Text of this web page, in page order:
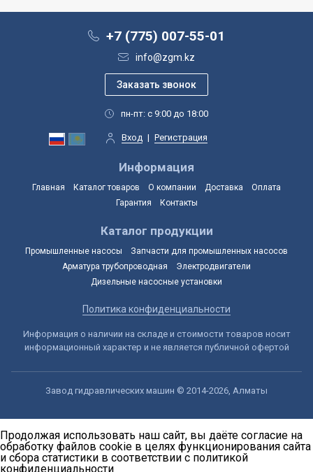
+7 (775) 007-55-01
info@zgm.kz
пн-пт: с 9:00 до 18:00
Вход | Регистрация
Информация
Главная Каталог товаров О компании Доставка
Оплата
Гарантия
Контакты
Каталог продукции
Промышленные насосы
Запчасти для промышленных насосов
Арматура трубопроводная
Электродвигатели
Дизельные насосные установки
Политика конфиденциальности
Информация о наличии на складе и стоимости товаров носит
информационный характер и не является публичной офертой
Завод гидравлических машин © 2014-2026, Алматы
Продолжая использовать наш сайт, вы даёте согласие на
обработку файлов cookie в целях функционирования сайта
и сбора статистики в соответствии с политикой
конфиденциальности